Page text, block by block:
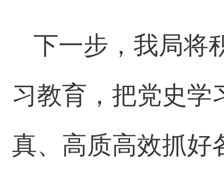
下一步，我局将
习教育，把党史学
真、高质高效抓好